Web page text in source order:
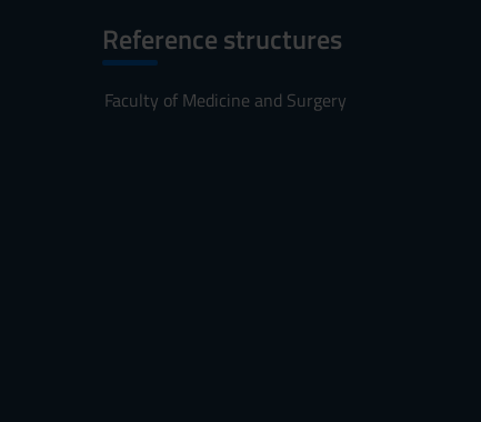
Reference structures
Faculty of Medicine and Surgery